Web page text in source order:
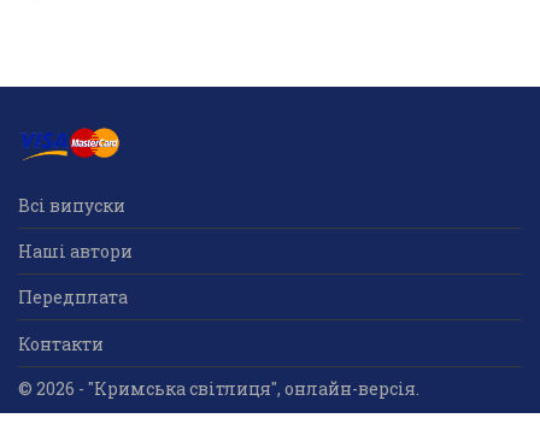
Всі випуски
Наші автори
Передплата
Контакти
© 2026 - "Кримська світлиця", онлайн-версія.